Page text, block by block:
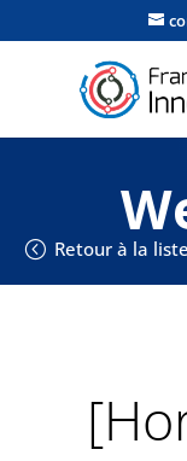
Retour à la liste